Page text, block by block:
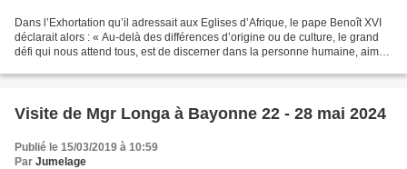
Dans l’Exhortation qu’il adressait aux Eglises d’Afrique, le pape Benoît XVI
déclarait alors : « Au-delà des différences d’origine ou de culture, le grand
défi qui nous attend tous, est de discerner dans la personne humaine, aimée
Visite de Mgr Longa à Bayonne 22 - 28 mai 2024
Publié le 15/03/2019 à 10:59
Par Jumelage